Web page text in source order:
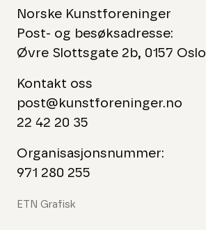
Norske Kunstforeninger
Post- og besøksadresse:
Øvre Slottsgate 2b, 0157 Oslo
Kontakt oss
post@kunstforeninger.no
22 42 20 35
Organisasjonsnummer:
971 280 255
ETN Grafisk